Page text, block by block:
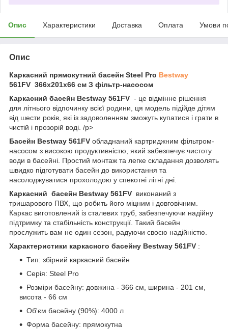
Опис Характеристики Доставка Оплата Умови
Опис
Каркасний прямокутний басейн Steel Pro Bestway
561FV 366x201x66 см З фільтр-насосом
Каркасний басейн Bestway 561FV - це відмінне рішення
для літнього відпочинку всієї родини, ця модель підійде дітям
від шести років, які із задоволенням зможуть купатися і грати в
чистій і прозорій воді. /p>
Басейн Bestway 561FV обладнаний картриджним фільтром-
насосом з високою продуктивністю, який забезпечує чистоту
води в басейні. Простий монтаж та легке складання дозволять
швидко підготувати басейн до використання та
насолоджуватися прохолодою у спекотні літні дні.
Каркасний басейн Bestway 561FV виконаний з
тришарового ПВХ, що робить його міцним і довговічним.
Каркас виготовлений із сталевих труб, забезпечуючи надійну
підтримку та стабільність конструкції. Такий басейн
прослужить вам не один сезон, радуючи своєю надійністю.
Характеристики каркасного басейну Bestway 561FV :
Тип: збірний каркасний басейн
Серія: Steel Pro
Розміри басейну: довжина - 366 см, ширина - 201 см,
висота - 66 см
Об'єм басейну (90%): 4000 л
Форма басейну: прямокутна